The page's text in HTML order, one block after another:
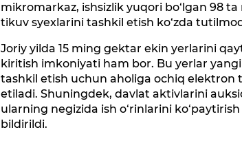
mikromarkaz, ishsizlik yuqori bo‘lgan 98
tikuv syexlarini tashkil etish ko‘zda
Joriy yilda 15 ming gektar ekin yerlarini
kiritish imkoniyati ham bor. Bu yerlar
tashkil etish uchun aholiga ochiq elektron
etiladi. Shuningdek, davlat aktivlarini
ularning negizida ish o‘rinlarini
bildirildi.